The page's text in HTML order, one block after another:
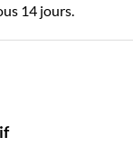
14 jours.